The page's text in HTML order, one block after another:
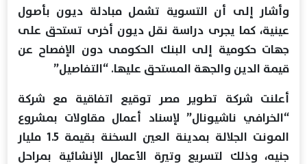
وأشار إلى أن التسوية تشمل مبادلة ديون بأصول
عينية، كما يجرى دراسة نقل ديون أخرى تستحق على
جهات حكومية إلى البنك الحكومى دون الإفصاح عن
قيمة الدين والجهة المستحق عليها. “التفاصيل”
أعلنت شركة تطوير مصر توقيع اتفاقية مع شركة
“الخرافي ناشيونال” لإسناد أعمال مقاولات بمشروع
المونت الجلالة بمدينة العين السخنة بقيمة 1.5 مليار
جنيه، وذلك لتسريع وتيرة الأعمال الإنشائية بمراحل